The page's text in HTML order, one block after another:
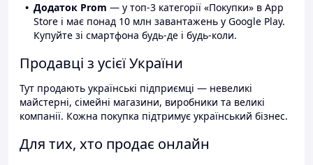
Додаток Prom — у топ-3 категорії «Покупки» в App
Store і має понад 10 млн завантажень у Google Play.
Купуйте зі смартфона будь-де і будь-коли.
Продавці з усієї України
Тут продають українські підприємці — невеликі
майстерні, сімейні магазини, виробники та великі
компанії. Кожна покупка підтримує український бізнес.
Для тих, хто продає онлайн